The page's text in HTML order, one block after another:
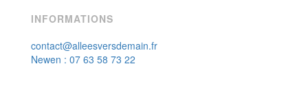
INFORMATIONS
contact@alleesversdemain.fr
Newen : 07 63 58 73 22